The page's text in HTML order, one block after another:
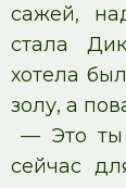
сажей,
стала
хотела
золу, а
— Это ты
сейчас